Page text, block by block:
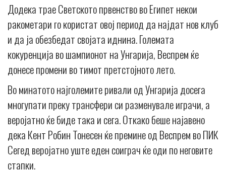
Додека трае Светското првенство во Египет некои
ракометари го користат овој период да најдат нов клуб
и да ја обезбедат својата иднина. Големата
кокуренција во шампионот на Унгарија, Веспрем ќе
донесе промени во тимот претстојното лето.
Во минатото најголемите ривали од Унгарија досега
многупати преку трансфери си разменувале играчи, а
веројатно ќе биде така и сега. Откако беше најавено
дека Кент Робин Тонесен ќе премине од Веспрем во ПИК
Сегед веројатно уште еден соиграч ќе оди по неговите
стапки.